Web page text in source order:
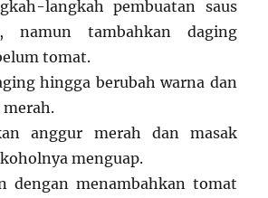
langkah pembuatan saus
namun tambahkan daging
tomat.
hingga berubah warna dan
anggur merah dan masak
menguap.
dengan menambahkan tomat